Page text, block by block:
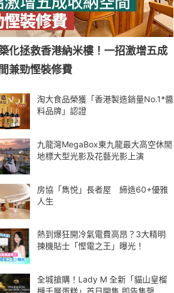
化拯救香港納米樓！一招激增五成
兼勁慳裝修費
淘大食品榮獲「香港製造銷量No.1*醬
料品牌」認證
九龍灣MegaBox東九龍最大高空休閒
地標大型光影及花藝光影上演
房協「雋悦」長者屋 締造60+優雅
人生
熱到爆狂開冷氣電費高昂？3大精明
揀機貼士「慳電之王」曝光！
全城搶購！Lady M 全新「貓山皇榴
槤千層蛋糕」首日開售 即告售罄